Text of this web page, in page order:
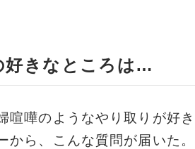
好きなところは…
喧嘩のようなやり取りが好き
から、こんな質問が届いた。